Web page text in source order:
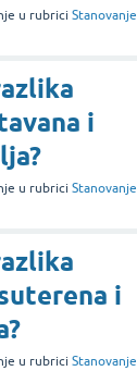
u rubrici Stanovanje
i
u rubrici Stanovanje
i
u rubrici Stanovanje